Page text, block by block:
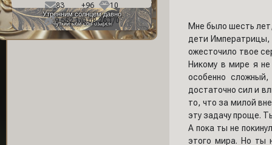
Утренним солнцем давно
Чуткий мой сон озарен
83 +96
10
9 552,1/0 08.26,1/0
Мне было шесть
дети Императрицы,
ожесточило твое
Никому в мире я
особенно
достаточно сил и
то, что за милой
эту задачу проще.
А пока ты не
этого мира. Но ты